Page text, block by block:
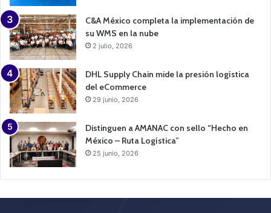
C&A México completa la implementación de
su WMS en la nube
2 julio, 2026
DHL Supply Chain mide la presión logística
del eCommerce
29 junio, 2026
Distinguen a AMANAC con sello “Hecho en
México – Ruta Logística”
25 junio, 2026